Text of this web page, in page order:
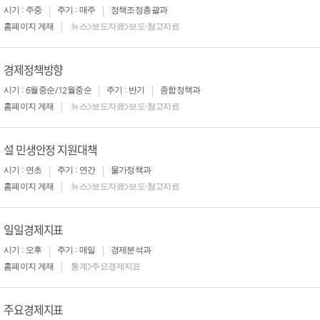
시기 : 주중 주기 : 매주
정책조정총괄과
홈페이지 게재
뉴스>보도자료>보도·참고자료
경제정책방향
시기 : 6월중순/12월중순 주기 : 반기
종합정책과
홈페이지 게재
뉴스>보도자료>보도·참고자료
설 민생안정 지원대책
시기 : 연초 주기 : 연간
물가정책과
홈페이지 게재
뉴스>보도자료>보도·참고자료
일일경제지표
시기 : 오후 주기 : 매일
경제분석과
홈페이지 게재
통계>주요경제지표
주요경제지표